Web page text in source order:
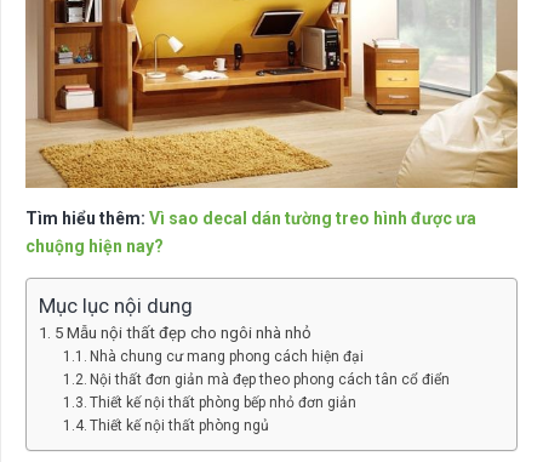
Tìm hiểu thêm: Vì sao decal dán tường treo hình được ưa
chuộng hiện nay?
Mục lục nội dung
5 Mẫu nội thất đẹp cho ngôi nhà nhỏ
Nhà chung cư mang phong cách hiện đại
Nội thất đơn giản mà đẹp theo phong cách tân cổ điển
Thiết kế nội thất phòng bếp nhỏ đơn giản
Thiết kế nội thất phòng ngủ